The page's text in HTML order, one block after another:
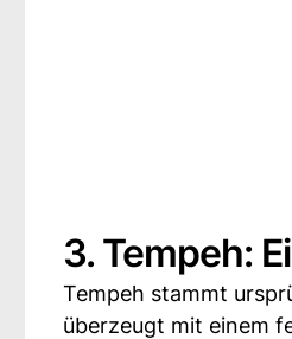
3. Tempeh:
Tempeh stammt
überzeugt mit einem